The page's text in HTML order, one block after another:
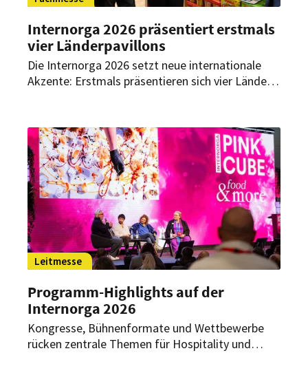
Internorga 2026 präsentiert erstmals
vier Länderpavillons
Die Internorga 2026 setzt neue internationale
Akzente: Erstmals präsentieren sich vier Länder
international die Hospitality-Welt denkt und
handelt.
Leitmesse
Programm-Highlights auf der
Internorga 2026
Kongresse, Bühnenformate und Wettbewerbe
rücken zentrale Themen für Hospitality und